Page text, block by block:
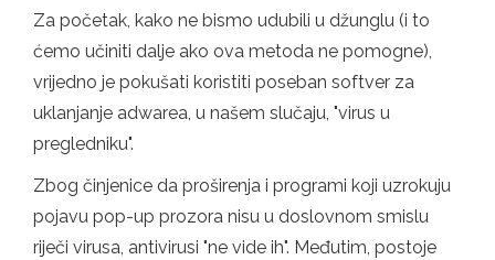
Za početak, kako ne bismo udubili u džunglu (i to
ćemo učiniti dalje ako ova metoda ne pomogne),
vrijedno je pokušati koristiti poseban softver za
uklanjanje adwarea, u našem slučaju, "virus u
pregledniku".
Zbog činjenice da proširenja i programi koji uzrokuju
pojavu pop-up prozora nisu u doslovnom smislu
riječi virusa, antivirusi "ne vide ih". Međutim, postoje